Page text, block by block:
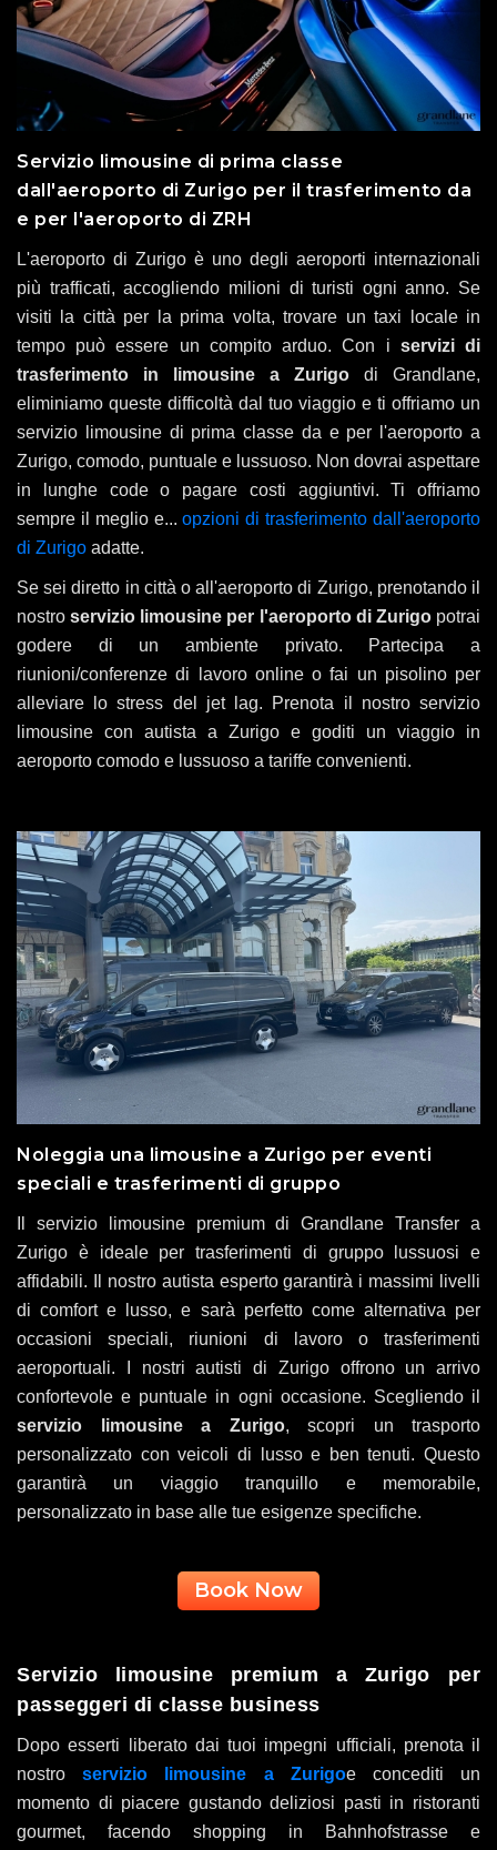
Servizio limousine di prima classe
dall'aeroporto di Zurigo per il trasferimento da
e per l'aeroporto di ZRH
L'aeroporto di Zurigo è uno degli aeroporti internazionali
più trafficati, accogliendo milioni di turisti ogni anno. Se
visiti la città per la prima volta, trovare un taxi locale in
tempo può essere un compito arduo. Con i servizi di
trasferimento in limousine a Zurigo di Grandlane,
eliminiamo queste difficoltà dal tuo viaggio e ti offriamo un
servizio limousine di prima classe da e per l'aeroporto a
Zurigo, comodo, puntuale e lussuoso. Non dovrai aspettare
in lunghe code o pagare costi aggiuntivi. Ti offriamo
sempre il meglio e...opzioni di trasferimento dall'aeroporto
di Zurigo adatte.
Se sei diretto in città o all'aeroporto di Zurigo, prenotando il
nostroservizio limousine per l'aeroporto di Zurigopotrai
godere di un ambiente privato. Partecipa a
riunioni/conferenze di lavoro online o fai un pisolino per
alleviare lo stress del jet lag. Prenota il nostro servizio
limousine con autista a Zurigo e goditi un viaggio in
aeroporto comodo e lussuoso a tariffe convenienti.
Noleggia una limousine a Zurigo per eventi
speciali e trasferimenti di gruppo
Il servizio limousine premium di Grandlane Transfer a
Zurigo è ideale per trasferimenti di gruppo lussuosi e
affidabili. Il nostro autista esperto garantirà i massimi livelli
di comfort e lusso, e sarà perfetto come alternativa per
occasioni speciali, riunioni di lavoro o trasferimenti
aeroportuali. I nostri autisti di Zurigo offrono un arrivo
confortevole e puntuale in ogni occasione. Scegliendo il
servizio limousine a Zurigo, scopri un trasporto
personalizzato con veicoli di lusso e ben tenuti. Questo
garantirà un viaggio tranquillo e memorabile,
personalizzato in base alle tue esigenze specifiche.
Book Now
Servizio limousine premium a Zurigo per
passeggeri di classe business
Dopo esserti liberato dai tuoi impegni ufficiali, prenota il
nostroservizio limousine a Zurigoe concediti un
momento di piacere gustando deliziosi pasti in ristoranti
gourmet, facendo shopping in Bahnhofstrasse e